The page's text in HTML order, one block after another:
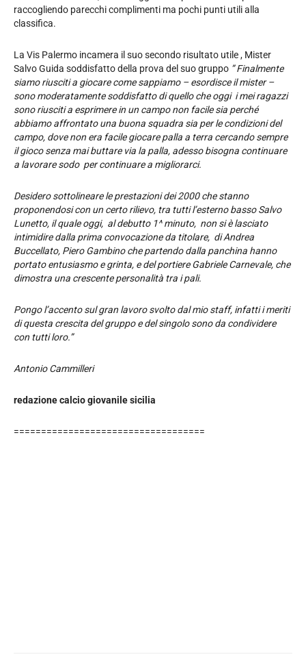
raccogliendo parecchi complimenti ma pochi punti utili alla
classifica.
La Vis Palermo incamera il suo secondo risultato utile , Mister
Salvo Guida soddisfatto della prova del suo gruppo ” Finalmente
siamo riusciti a giocare come sappiamo – esordisce il mister –
sono moderatamente soddisfatto di quello che oggi i mei ragazzi
sono riusciti a esprimere in un campo non facile sia perché
abbiamo affrontato una buona squadra sia per le condizioni del
campo, dove non era facile giocare palla a terra cercando sempre
il gioco senza mai buttare via la palla, adesso bisogna continuare
a lavorare sodo per continuare a migliorarci.
Desidero sottolineare le prestazioni dei 2000 che stanno
proponendosi con un certo rilievo, tra tutti l’esterno basso Salvo
Lunetto, il quale oggi, al debutto 1^ minuto, non si è lasciato
intimidire dalla prima convocazione da titolare, di Andrea
Buccellato, Piero Gambino che partendo dalla panchina hanno
portato entusiasmo e grinta, e del portiere Gabriele Carnevale, che
dimostra una crescente personalità tra i pali.
Pongo l’accento sul gran lavoro svolto dal mio staff, infatti i meriti
di questa crescita del gruppo e del singolo sono da condividere
con tutti loro.”
Antonio Cammilleri
redazione calcio giovanile sicilia
===================================